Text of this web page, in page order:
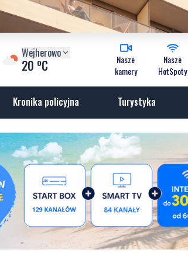
Wejherowo
20 oC
Nasze
kamery
Nasze
HotSpoty
Kronika policyjna Turystyka